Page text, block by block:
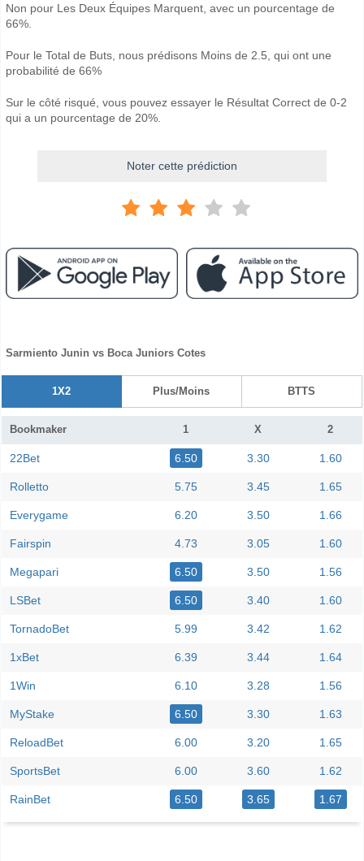
Non pour Les Deux Équipes Marquent, avec un pourcentage de
66%.
Pour le Total de Buts, nous prédisons Moins de 2.5, qui ont une
probabilité de 66%
Sur le côté risqué, vous pouvez essayer le Résultat Correct de 0-2
qui a un pourcentage de 20%.
Noter cette prédiction
Sarmiento Junin vs Boca Juniors Cotes
1X2 Plus/Moins BTTS
Bookmaker 1 X 2
22Bet 6.50 3.30 1.60
Rolletto 5.75 3.45 1.65
Everygame 6.20 3.50 1.66
Fairspin 4.73 3.05 1.60
Megapari 6.50 3.50 1.56
LSBet 6.50 3.40 1.60
TornadoBet 5.99 3.42 1.62
1xBet 6.39 3.44 1.64
1Win 6.10 3.28 1.56
MyStake 6.50 3.30 1.63
ReloadBet 6.00 3.20 1.65
SportsBet 6.00 3.60 1.62
RainBet 6.50 3.65 1.67